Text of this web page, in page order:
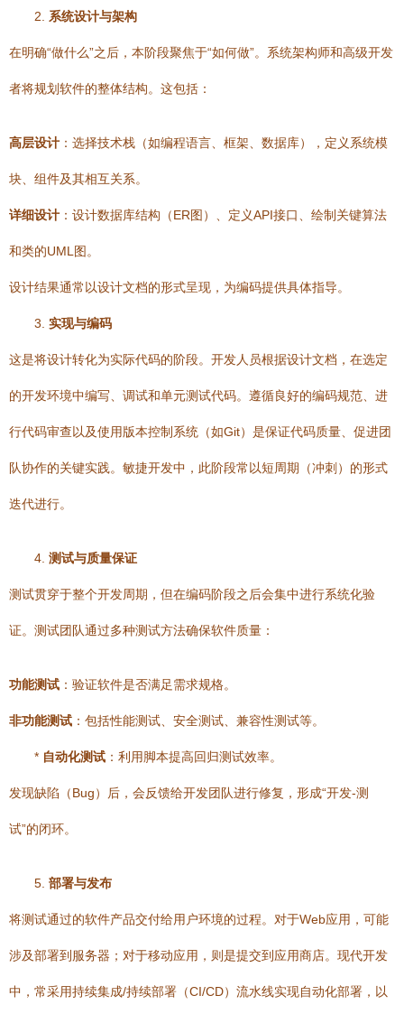
2. 系统设计与架构
在明确“做什么”之后，本阶段聚焦于“如何做”。系统架构师和高级开发
者将规划软件的整体结构。这包括：
高层设计 ：选择技术栈（如编程语言、框架、数据库），定义系统模
块、组件及其相互关系。
详细设计 ：设计数据库结构（ER图）、定义API接口、绘制关键算法
和类的UML图。
设计结果通常以设计文档的形式呈现，为编码提供具体指导。
3. 实现与编码
这是将设计转化为实际代码的阶段。开发人员根据设计文档，在选定
的开发环境中编写、调试和单元测试代码。遵循良好的编码规范、进
行代码审查以及使用版本控制系统（如Git）是保证代码质量、促进团
队协作的关键实践。敏捷开发中，此阶段常以短周期（冲刺）的形式
迭代进行。
4. 测试与质量保证
测试贯穿于整个开发周期，但在编码阶段之后会集中进行系统化验
证。测试团队通过多种测试方法确保软件质量：
功能测试 ：验证软件是否满足需求规格。
非功能测试 ：包括性能测试、安全测试、兼容性测试等。
* 自动化测试 ：利用脚本提高回归测试效率。
发现缺陷（Bug）后，会反馈给开发团队进行修复，形成“开发-测
试”的闭环。
5. 部署与发布
将测试通过的软件产品交付给用户环境的过程。对于Web应用，可能
涉及部署到服务器；对于移动应用，则是提交到应用商店。现代开发
中，常采用持续集成/持续部署（CI/CD）流水线实现自动化部署，以